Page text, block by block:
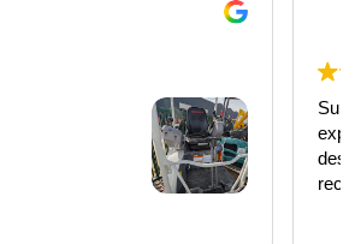
professionnel et agréable; des
et très compréhensible des horaires
travaillent. Merci encore. Je